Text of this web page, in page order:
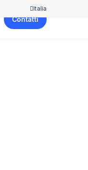
Italia
Contatti